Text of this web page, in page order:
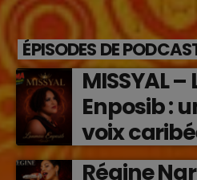
ÉPISODES DE
MISSYAL
Enposib :
voix
Régine